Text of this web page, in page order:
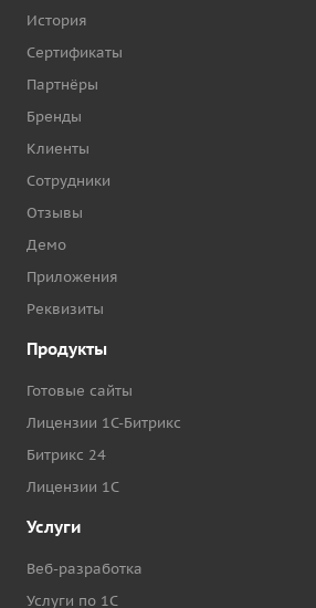
История
Сертификаты
Партнёры
Бренды
Клиенты
Сотрудники
Отзывы
Демо
Приложения
Реквизиты
Продукты
Готовые сайты
Лицензии 1С-Битрикс
Битрикс 24
Лицензии 1С
Услуги
Веб-разработка
Услуги по 1С